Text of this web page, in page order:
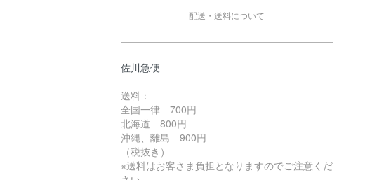
配送・送料について
佐川急便
送料：
全国一律 700円
北海道 800円
沖縄、離島 900円
（税抜き）
※送料はお客さま負担となりますのでご注意くだ